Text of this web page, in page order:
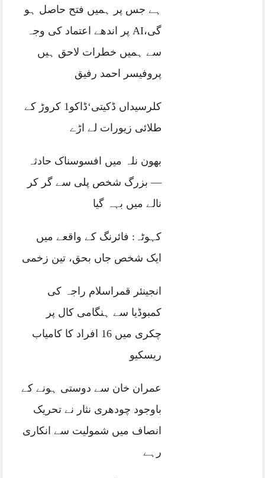
ہے جس پر ہمیں فتح حاصل ہو
گی،AI پر اندھے اعتماد کی وجہ
سے ہمیں خطرات لاحق ہیں
پروفیسر احمد رفیق
کلرسیداں ڈکیتی‘ڈاکو1 کروڑ کے
طلائی زیورات لے اڑے
بھون نلہ میں افسوسناک حادثہ
— بزرگ شخص پلی سے گر کر
نالے میں بہہ گیا
کہوٹہ: فائرنگ کے واقعے میں
ایک شخص جاں بحق، تین زخمی
انجینئر قمراسلام راجہ کی
کمبوڈیا سے ہنگامی کال پر
چکری میں 16 افراد کا کامیاب
ریسکیو
عمران خان سے دوستی ہونے کے
باوجود چودھری نثار نے تحریک
انصاف میں شمولیت سے انکاری
رہے